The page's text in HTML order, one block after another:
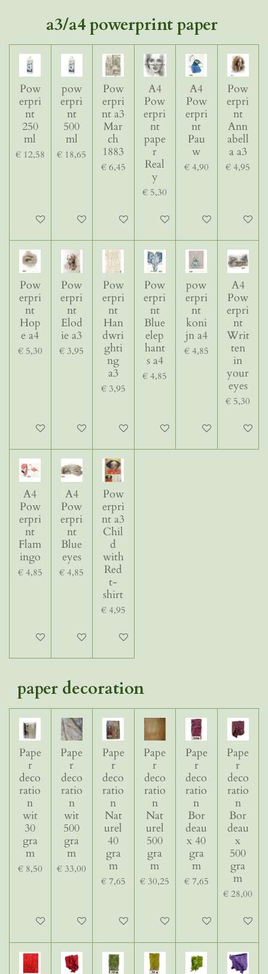
a3/a4 powerprint paper
Pow
erpri
nt
250
ml
€ 12,58
In winkelwagen
pow
erpri
nt
500
ml
€ 18,65
In winkelwagen
Pow
erpri
nt a3
Mar
ch
1883
€ 6,45
In winkelwagen
A4
Pow
erpri
nt
pape
r
Real
y
€ 5,30
In winkelwagen
A4
Pow
erpri
nt
Pau
w
€ 4,90
In winkelwagen
Pow
erpri
nt
Ann
abell
a a3
€ 4,95
In
Pow
erpri
nt
Hop
e a4
€ 5,30
In winkelwagen
Pow
erpri
nt
Elod
ie a3
€ 3,95
In winkelwagen
Pow
erpri
nt
Han
dwri
ghti
ng
a3
€ 3,95
In winkelwagen
Pow
erpri
nt
Blue
elep
hant
s a4
€ 4,85
In winkelwagen
pow
erpri
nt
koni
jn a4
€ 4,85
In winkelwagen
A4
Pow
erpri
nt
Writ
ten
in
your
eyes
€ 5,30
In
A4
Pow
erpri
nt
Flam
ingo
€ 4,85
In winkelwagen
A4
Pow
erpri
nt
Blue
eyes
€ 4,85
In winkelwagen
Pow
erpri
nt a3
Chil
d
with
Red
t-
shirt
€ 4,95
In winkelwagen
paper decoration
Pape
r
deco
ratio
n
wit
30
gra
m
€ 8,50
In winkelwagen
Pape
r
deco
ratio
n
wit
500
gra
m
€ 33,00
In winkelwagen
Pape
r
deco
ratio
n
Nat
urel
40
gra
m
€ 7,65
In winkelwagen
Pape
r
deco
ratio
n
Nat
urel
500
gra
m
€ 30,25
In winkelwagen
Pape
r
deco
ratio
n
Bor
deau
x 40
gra
m
€ 7,65
In winkelwagen
Pape
r
deco
ratio
n
Bor
deau
x
500
gra
m
€ 28,00
In